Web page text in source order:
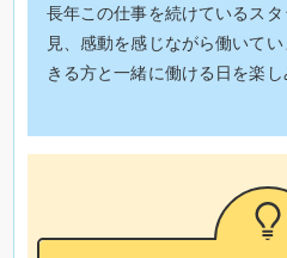
長年この仕事を続けているス
見、感動を感じながら働いて
きる方と一緒に働ける日を楽